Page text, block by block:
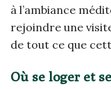
à l’ambiance
rejoindre une
de tout ce que
Où se loger et